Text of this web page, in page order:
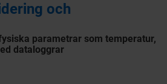
och
parametrar som temperatur,
dataloggrar